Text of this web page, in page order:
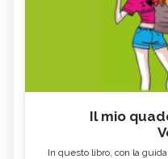
Il mio
In questo libro, con la